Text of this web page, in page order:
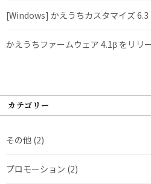
[Windows] かえうちカスタマイズ 6.3
かえうちファームウェア 4.1β をリリ
カテゴリー
その他 (2)
プロモーション (2)